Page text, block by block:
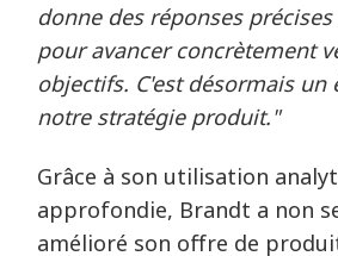
donne des réponses
pour avancer concrètement
objectifs. C'est désormais un
notre stratégie produit."
Grâce à son utilisation
approfondie, Brandt a non
amélioré son offre de